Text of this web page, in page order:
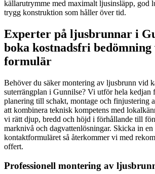
källarutrymme med maximalt ljusinsläpp, god
trygg konstruktion som håller över tid.
Experter på ljusbrunnar i
boka kostnadsfri
formulär
Behöver du säker montering av ljusbrunn vid
suterrängplan i Gunnilse? Vi utför hela kedjan
planering till schakt, montage och finjustering
att kombinera teknisk kompetens med
vi rätt djup, bredd och höjd i förhållande till
marknivå och dagvattenlösningar. Skicka in
kontaktformuläret så återkommer vi med
offert.
Professionell montering av